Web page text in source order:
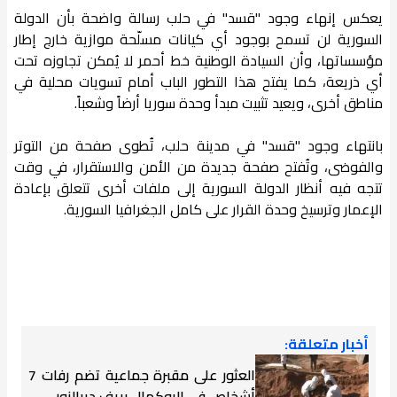
يعكس إنهاء وجود "قسد" في حلب رسالة واضحة بأن الدولة
السورية لن تسمح بوجود أي كيانات مسلّحة موازية خارج إطار
مؤسساتها، وأن السيادة الوطنية خط أحمر لا يُمكن تجاوزه تحت
أي ذريعة، كما يفتح هذا التطور الباب أمام تسويات محلية في
مناطق أخرى، ويعيد تثبيت مبدأ وحدة سوريا أرضاً وشعباً.
بانتهاء وجود "قسد" في مدينة حلب، تُطوى صفحة من التوتر
والفوضى، وتُفتح صفحة جديدة من الأمن والاستقرار، في وقت
تتجه فيه أنظار الدولة السورية إلى ملفات أخرى تتعلق بإعادة
الإعمار وترسيخ وحدة القرار على كامل الجغرافيا السورية.
أخبار متعلقة:
العثور على مقبرة جماعية تضم رفات 7